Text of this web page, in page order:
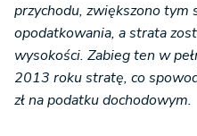
przychodu, zwiększono tym
opodatkowania, a strata
wysokości. Zabieg ten w
2013 roku stratę, co
zł na podatku dochodowym.